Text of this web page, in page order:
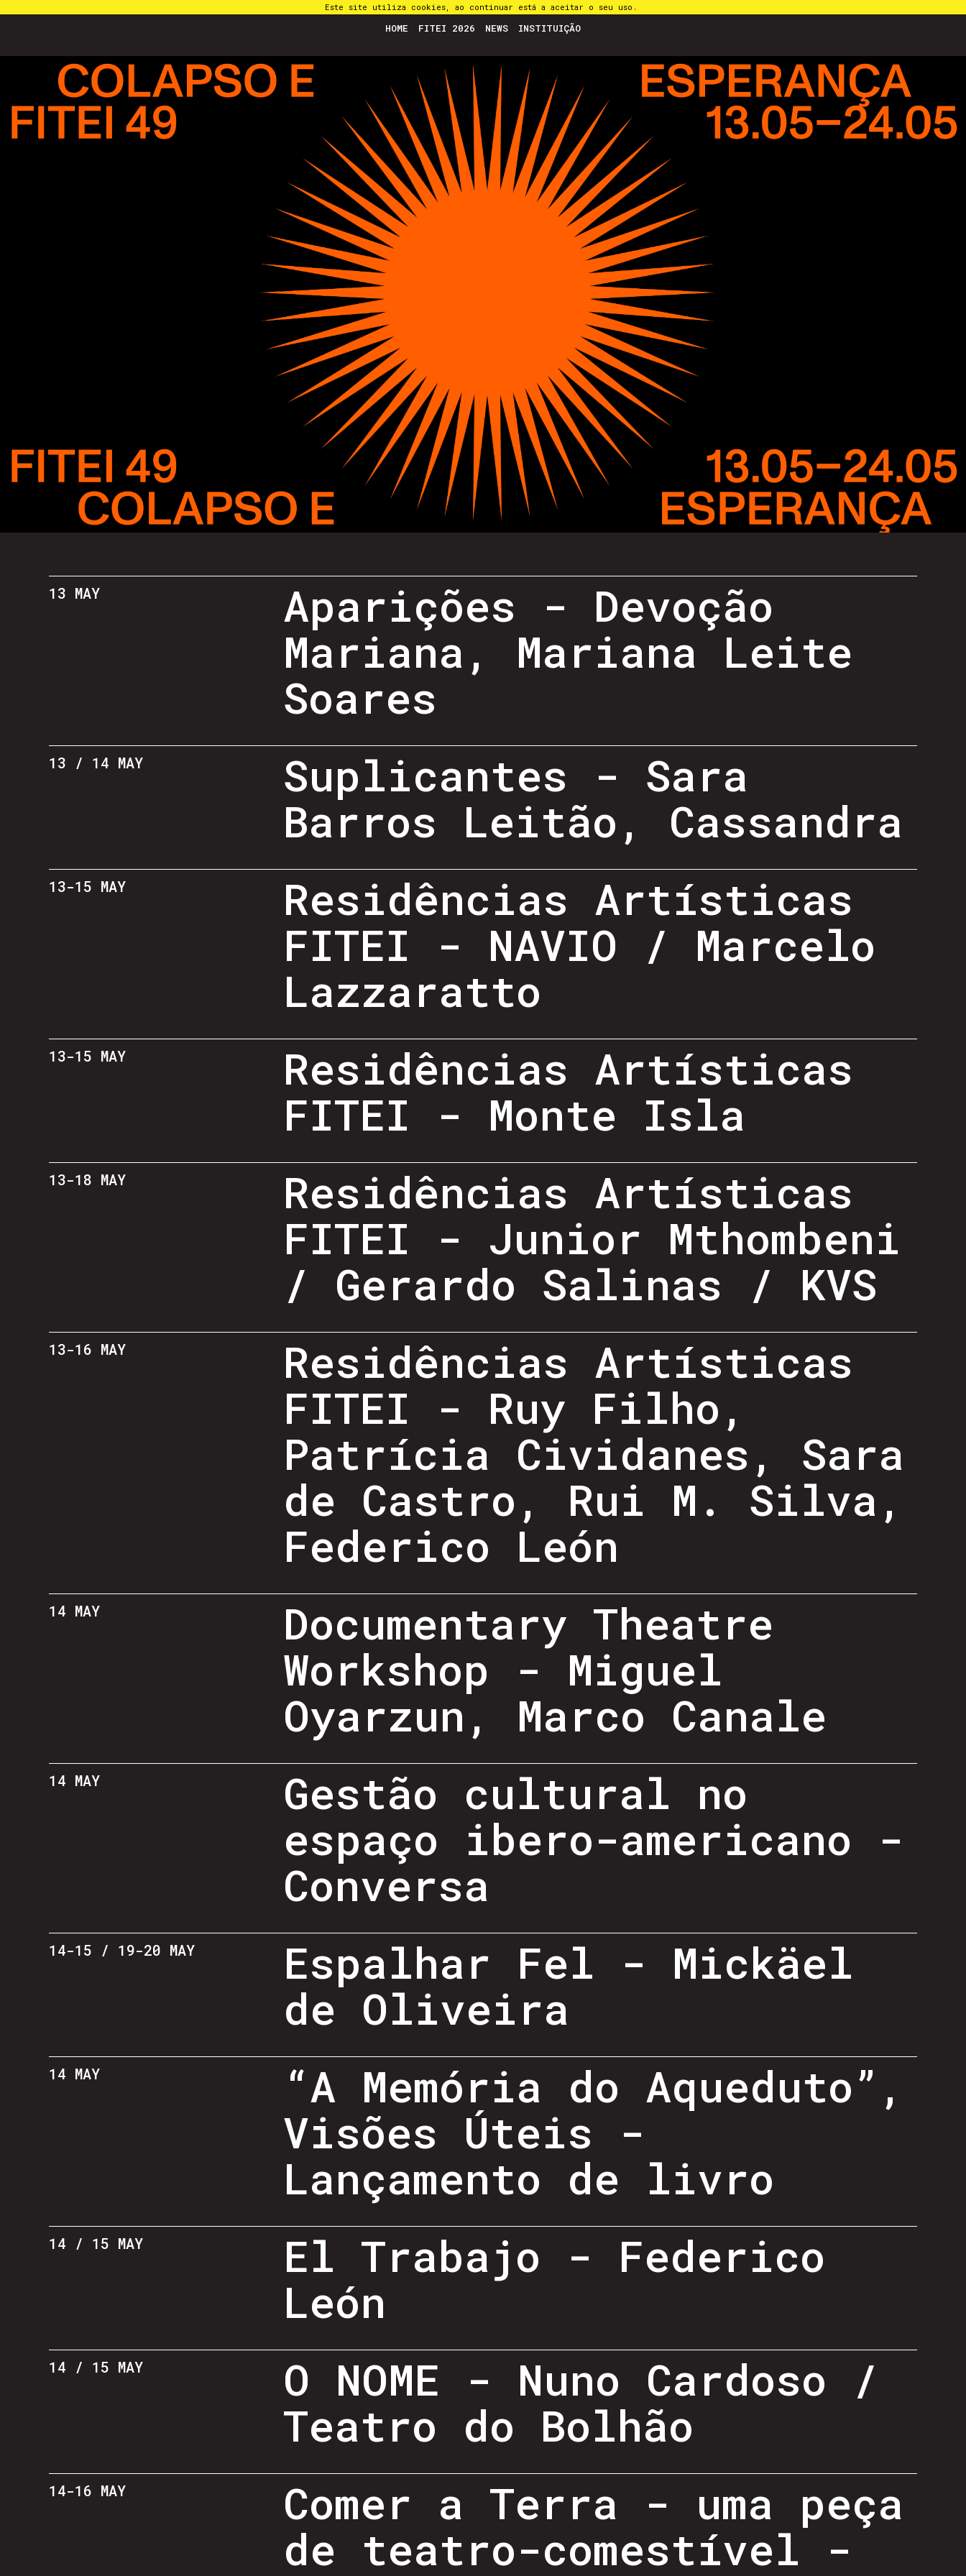
Este site utiliza cookies, ao continuar está a aceitar o seu uso.
HOME FITEI 2026 NEWS INSTITUIÇÃO
13 MAY
Aparições - Devoção
Mariana, Mariana Leite
Soares
13 / 14 MAY
Suplicantes - Sara
Barros Leitão, Cassandra
13-15 MAY
Residências Artísticas
FITEI - NAVIO / Marcelo
Lazzaratto
13-15 MAY
Residências Artísticas
FITEI - Monte Isla
13-18 MAY
Residências Artísticas
FITEI - Junior Mthombeni
/ Gerardo Salinas / KVS
13-16 MAY
Residências Artísticas
FITEI - Ruy Filho,
Patrícia Cividanes, Sara
de Castro, Rui M. Silva,
Federico León
14 MAY
Documentary Theatre
Workshop - Miguel
Oyarzun, Marco Canale
14 MAY
Gestão cultural no
espaço ibero-americano -
Conversa
14-15 / 19-20 MAY
Espalhar Fel - Mickäel
de Oliveira
14 MAY
“A Memória do Aqueduto”,
Visões Úteis -
Lançamento de livro
14 / 15 MAY
El Trabajo - Federico
León
14 / 15 MAY
O NOME - Nuno Cardoso /
Teatro do Bolhão
14-16 MAY
Comer a Terra - uma peça
de teatro-comestível -